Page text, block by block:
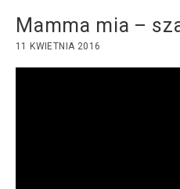
Mamma mia –
11 KWIETNIA 2016